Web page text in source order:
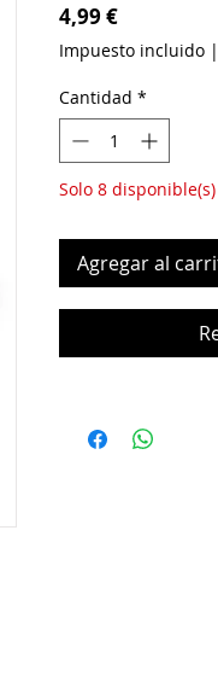
4,99 €Precio
Impuesto incluido|
Cantidad *
Solo 8 disponible(s)
Agregar al